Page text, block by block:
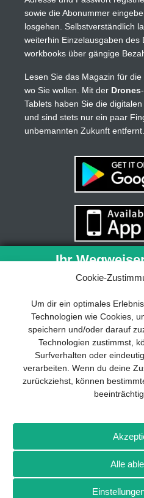
Cookie-
Um dir ein optimales
Technologien wie Cookies,
speichern und/oder darauf
Technologien zustimmst,
Surfverhalten oder
verarbeiten. Wenn du deine
zurückziehst, können
Alle
sowie die Abonummer
losgehen. Selbstverständlich
weiterhin Einzelausgaben des
workbooks über gängige
Lesen Sie das Magazin für
wo Sie wollen. Mit der Drones
Tablets haben Sie die
und sind stets nur ein paar
unbemannten Zukunft entfernt.
Impressum Datenschutz
Weitere Magazine von
Ihr
jedes
Business
auf das
und stets
wirklich
Abonnieren
herunter: